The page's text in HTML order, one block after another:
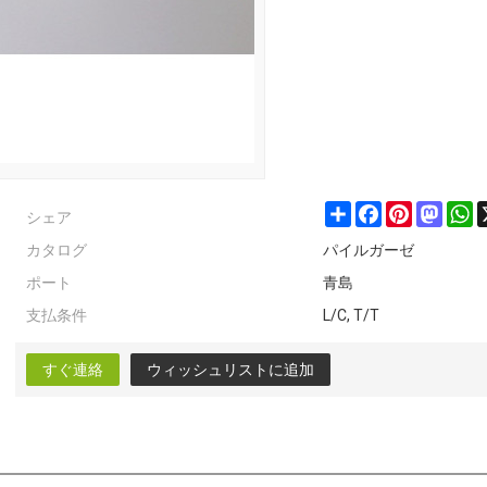
シェア ShareFacebookPinterest
カタログ
パイルガーゼ
ポート
青島
支払条件
L/C, T/T
すぐ連絡 ウィッシュリストに追加